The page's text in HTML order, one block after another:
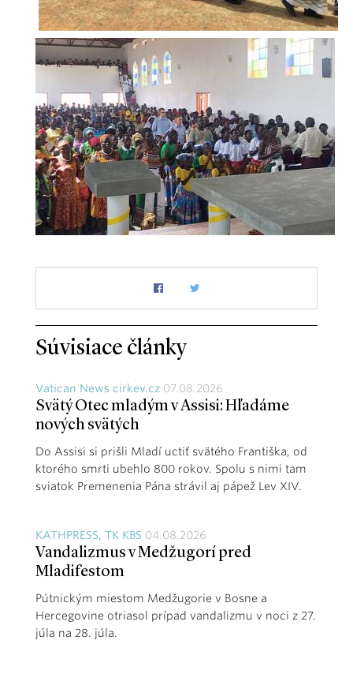
Súvisiace články
Vatican News cirkev.cz 07.08.2026
Svätý Otec mladým v Assisi: Hľadáme
nových svätých
Do Assisi si prišli Mladí uctiť svätého Františka, od
ktorého smrti ubehlo 800 rokov. Spolu s nimi tam
sviatok Premenenia Pána strávil aj pápež Lev XIV.
KATHPRESS, TK KBS 04.08.2026
Vandalizmus v Medžugorí pred
Mladifestom
Pútnickým miestom Medžugorie v Bosne a
Hercegovine otriasol prípad vandalizmu v noci z 27.
júla na 28. júla.